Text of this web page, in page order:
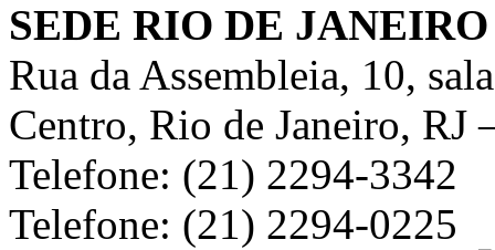
SEDE RIO DE JANEIRO
Rua da Assembleia, 10,
Centro, Rio de Janeiro, RJ
Telefone: (21) 2294-3342
Telefone: (21) 2294-0225